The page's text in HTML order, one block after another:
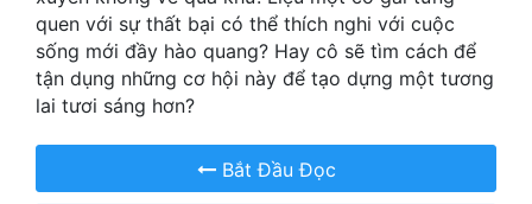
Gia Đấu
Góc Nhìn Nam
Góc Nhìn Nữ
Huyền Huyễn
Huyền Nghi
quen với sự thất bại có thể thích nghi với cuộc
sống mới đầy hào quang? Hay cô sẽ tìm cách để
tận dụng những cơ hội này để tạo dựng một tương
lai tươi sáng hơn?
Bắt Đầu Đọc